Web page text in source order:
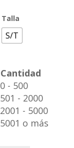
Talla
S/T
Cantidad
0 - 500
501 - 2000
2001 - 5000
5001 o más